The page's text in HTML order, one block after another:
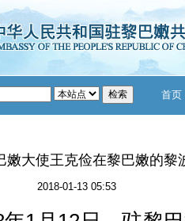
首页
嫩大使王克俭在黎巴嫩的黎
2018-01-13 05:53